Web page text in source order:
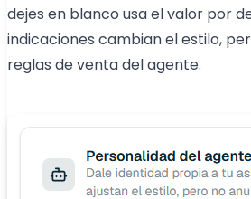
dejes en blanco usa el valor por
indicaciones cambian el estilo,
reglas de venta del agente.